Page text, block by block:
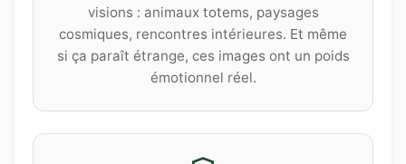
visions : animaux totems, paysages
cosmiques, rencontres intérieures. Et même
si ça paraît étrange, ces images ont un poids
émotionnel réel.